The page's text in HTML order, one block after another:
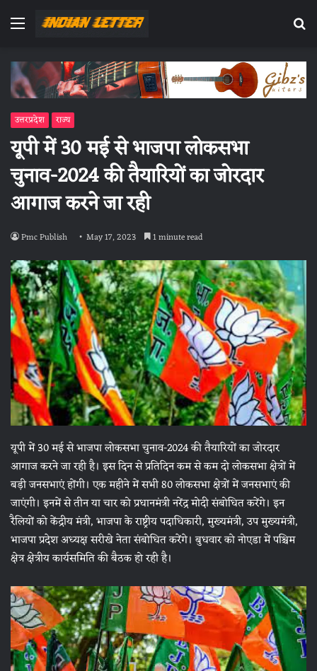
Menu
उत्तरप्रदेश राज्य
यूपी में 30 मई से भाजपा लोकसभा
चुनाव-2024 की तैयारियों का जोरदार
आगाज करने जा रही
Pmc Publish May 17, 2023 1 minute read
यूपी में 30 मई से भाजपा लोकसभा चुनाव-2024 की तैयारियों का जोरदार
आगाज करने जा रही है। इस दिन से प्रतिदिन कम से कम दो लोकसभा क्षेत्रों में
बड़ी जनसभाएं होंगी। एक महीने में सभी 80 लोकसभा क्षेत्रों में जनसभाएं की
जाएंगी। इनमें से तीन या चार को प्रधानमंत्री नरेंद्र मोदी संबोधित करेंगे। इन
रैलियों को केंद्रीय मंत्री, भाजपा के राष्ट्रीय पदाधिकारी, मुख्यमंत्री, उप मुख्यमंत्री,
भाजपा प्रदेश अध्यक्ष सरीखे नेता संबोधित करेंगे। बुधवार को नोएडा में पश्चिम
क्षेत्र क्षेत्रीय कार्यसमिति की बैठक हो रही है।